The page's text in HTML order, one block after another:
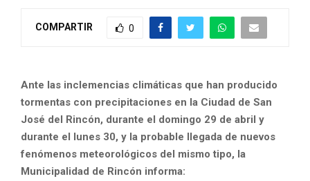
COMPARTIR 0
Ante las inclemencias climáticas que han producido
tormentas con precipitaciones en la Ciudad de San
José del Rincón, durante el domingo 29 de abril y
durante el lunes 30, y la probable llegada de nuevos
fenómenos meteorológicos del mismo tipo, la
Municipalidad de Rincón informa: